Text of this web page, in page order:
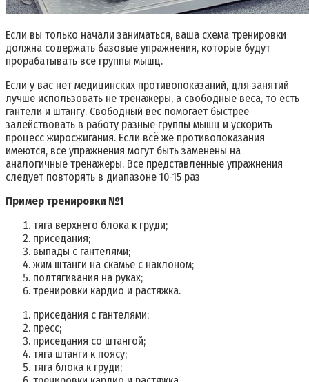
Если вы только начали заниматься, ваша схема тренировки
должна содержать базовые упражнения, которые будут
прорабатывать все группы мышц.
Если у вас нет медицинских противопоказаний, для занятий
лучше использовать не тренажеры, а свободные веса, то есть
гантели и штангу. Свободный вес помогает быстрее
задействовать в работу разные группы мышц и ускорить
процесс жиросжигания. Если всё же противопоказания
имеются, все упражнения могут быть заменены на
аналогичные тренажёры. Все представленные упражнения
следует повторять в диапазоне 10-15 раз
Пример тренировки №1
тяга верхнего блока к груди;
приседания;
выпады с гантелями;
жим штанги на скамье с наклоном;
подтягивания на руках;
тренировки кардио и растяжка.
приседания с гантелями;
пресс;
приседания со штангой;
тяга штанги к поясу;
тяга блока к груди;